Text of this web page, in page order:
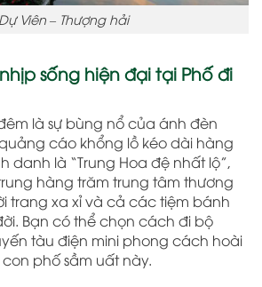
Dự Viên – Thượng hải
sống hiện đại tại Phố đi
là sự bùng nổ của ánh đèn
cáo khổng lồ kéo dài hàng
danh là “Trung Hoa đệ nhất lộ”,
hàng trăm trung tâm thương
trang xa xỉ và cả các tiệm bánh
Bạn có thể chọn cách đi bộ
tàu điện mini phong cách hoài
phố sầm uất này.